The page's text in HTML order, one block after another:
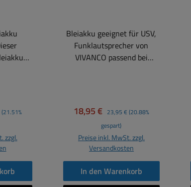
Preis:
(21.51%
zzgl.
Bleiakku geeignet für USV,
Funklautsprecher von
VIVANCO passend bei
Wiederaufladbar,
wartungsfrei und
verschlossen durch
Ventilregulierung. Niedrige
Selbstentladung, lange
Gebrauchsdauer, einfache
Verkaufspreis:
18,95 € Regulärer Preis:
23,95 € (20.88%
gespart)
Preise inkl. MwSt. zzgl.
Versandkosten
In den Warenkorb